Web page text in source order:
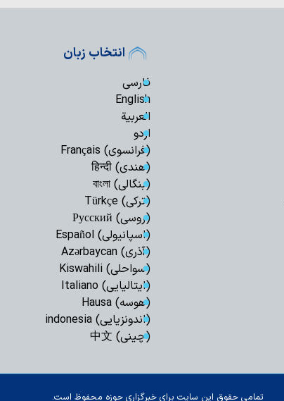
سرشناس ایتالیایی،
مفتی صور و
پیروان مکتب
انتخاب زبان
فارسی
English
العربیة
اردو
(فرانسوی) Français
(هندی) हिन्दी
(بنگالی) বাংলা
(ترکی) Türkçe
(روسی) Русский
(اسپانیولی) Español
(آذری) Azərbaycan
(سواحلی) Kiswahili
(ایتالیایی) Italiano
(هوسه) Hausa
(اندونزیایی) indonesia
(چینی) 中文
تمامی حقوق این سایت برای خبرگزاری حوزه محفوظ است.